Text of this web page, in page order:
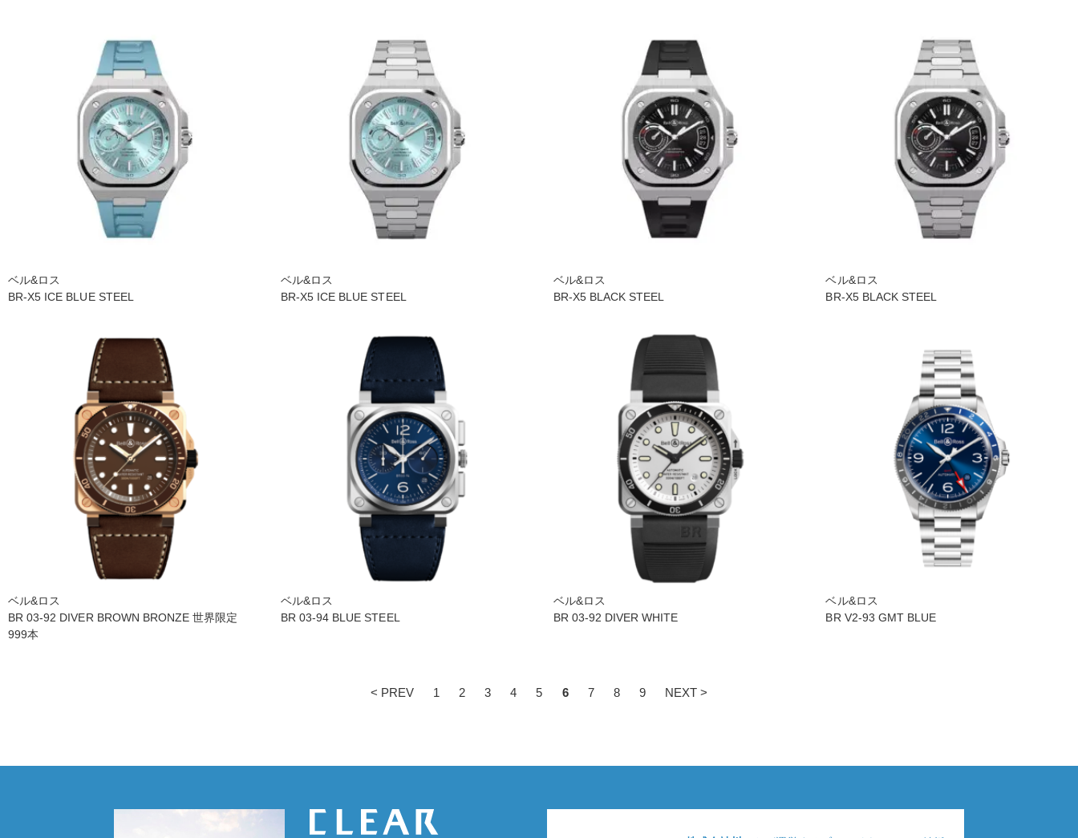
ベル&ロス
BR-X5 ICE BLUE STEEL
ベル&ロス
BR-X5 ICE BLUE STEEL
ベル&ロス
BR-X5 BLACK STEEL
ベル&ロス
BR-X5 BLACK STEEL
ベル&ロス
BR 03-92 DIVER BROWN BRONZE 世界限定
999本
ベル&ロス
BR 03-94 BLUE STEEL
ベル&ロス
BR 03-92 DIVER WHITE
ベル&ロス
BR V2-93 GMT BLUE
< PREV 1 2 3 4 5 6 7 8 9 NEXT >